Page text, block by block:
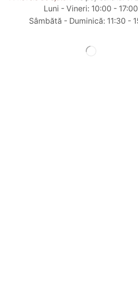
Luni - Vineri: 10:00 - 17:00
Sâmbătă - Duminică: 11:30 -